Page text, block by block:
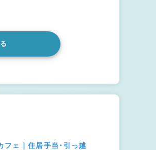
フェ｜住居手当・引っ越